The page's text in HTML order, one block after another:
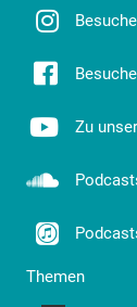
Zu
Themen